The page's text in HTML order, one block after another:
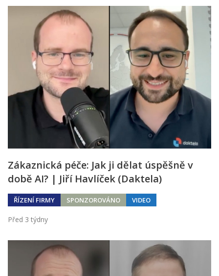
Zákaznická péče: Jak ji dělat úspěšně v
době AI? | Jiří Havlíček (Daktela)
ŘÍZENÍ FIRMY SPONZOROVÁNO VIDEO
Před 3 týdny